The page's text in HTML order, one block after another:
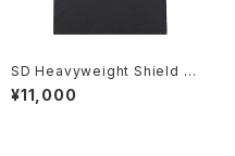
SD Heavyweight Shield Lo
go Pocket T
¥11,000